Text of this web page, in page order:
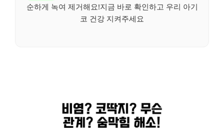
순하게 녹여 제거해요!지금 바로 확인하고 우리 아기
코 건강 지켜주세요